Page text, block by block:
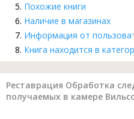
Похожие книги
Наличие в магазинах
Информация от
Книга находится в
Реставрация Обработка
получаемых в камере